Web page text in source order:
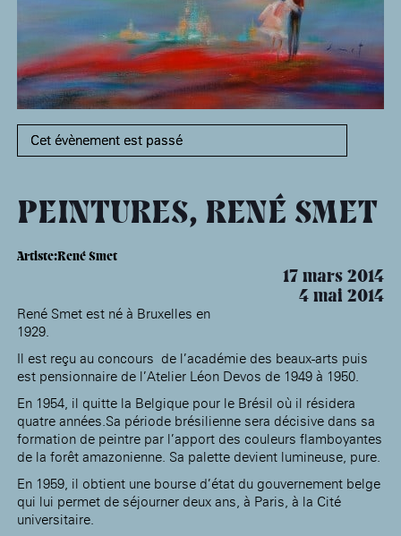
Cet évènement est passé
PEINTURES, RENÉ SMET
17 mars 2014
4 mai 2014
Artiste:René Smet
René Smet est né à Bruxelles en
1929.
Il est reçu au concours de l’académie des beaux-arts puis
est pensionnaire de l’Atelier Léon Devos de 1949 à 1950.
En 1954, il quitte la Belgique pour le Brésil où il résidera
quatre années.Sa période brésilienne sera décisive dans sa
formation de peintre par l’apport des couleurs flamboyantes
de la forêt amazonienne. Sa palette devient lumineuse, pure.
En 1959, il obtient une bourse d’état du gouvernement belge
qui lui permet de séjourner deux ans, à Paris, à la Cité
universitaire.
âge, à la Maison nationale
des artistes
(EHPAD)
Rotonde Balzac de l’Hôtel
Salomon de Rothschild
Jardin public de l’Hôtel
Salomon de Rothschild